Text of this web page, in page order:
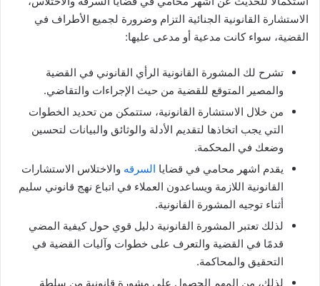
الاستشارة القانونية الجنائية التزام وضرورة لجميع الأطراف في
القضية، سواء كانت مدعية أو مدعى عليها:
تشرح لك المشورة القانونية الرأي القانوني في القضية
والمصير المتوقع للقضية من حيث الإجراءات والتقاضي.
من خلال الاستشارة القانونية، ستتمكن من تحديد الخطوات
التي يجب اتخاذها لتقديم الأدلة والوثائق والبيانات لتحسين
وضعك في المحكمة.
يقدم اشهر محامي في قضايا السرقه والاختلاس الاستشارات
القانونية اللازمة ويساعدون العملاء في اتباع نهج قانوني سليم
أثناء توجيه المشورة القانونية.
لذلك تعتبر المشورة القانونية دليل قوي حول كيفية المضي
قدمًا في القضية والتعرف على خطوات وآليات القضية في
التحقيق والمحاكمة.
لذلك، من المهم الحصول على مشورة قانونية من سلطة